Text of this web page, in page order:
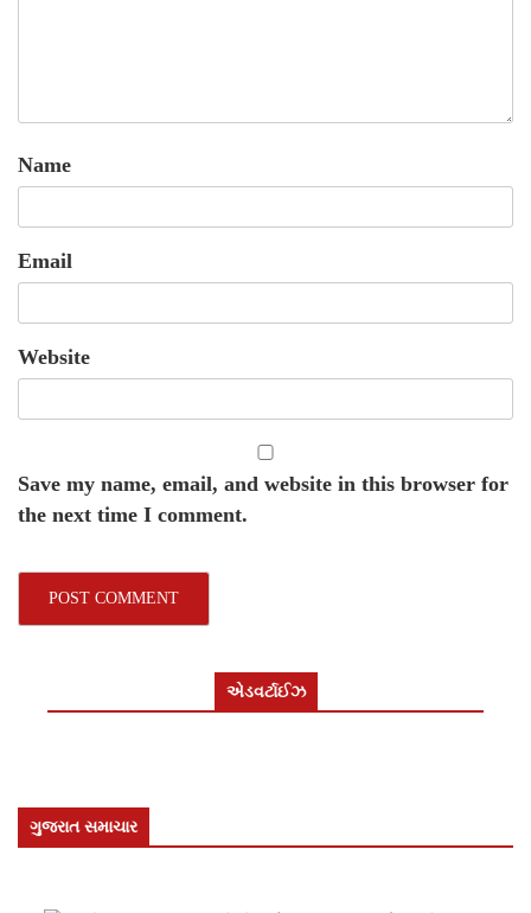
Name
Email
Website
Save my name, email, and website in this browser for
the next time I comment.
એડવર્ટાઈઝ
ગુજરાત સમાચાર